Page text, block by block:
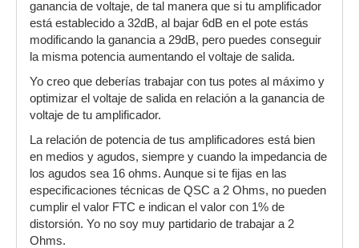
ganancia de voltaje, de tal manera que si tu amplificador
está establecido a 32dB, al bajar 6dB en el pote estás
modificando la ganancia a 29dB, pero puedes conseguir
la misma potencia aumentando el voltaje de salida.
Yo creo que deberías trabajar con tus potes al máximo y
optimizar el voltaje de salida en relación a la ganancia de
voltaje de tu amplificador.
La relación de potencia de tus amplificadores está bien
en medios y agudos, siempre y cuando la impedancia de
los agudos sea 16 ohms. Aunque si te fijas en las
especificaciones técnicas de QSC a 2 Ohms, no pueden
cumplir el valor FTC e indican el valor con 1% de
distorsión. Yo no soy muy partidario de trabajar a 2
Ohms.